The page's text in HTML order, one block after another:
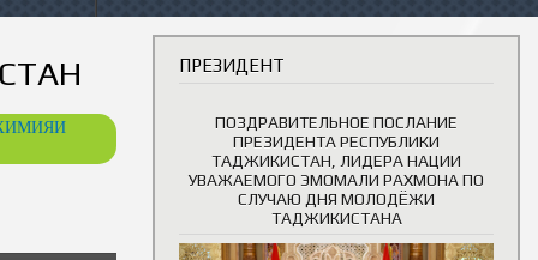
ПРЕЗИДЕНТ
ПОЗДРАВИТЕЛЬНОЕ ПОСЛАНИЕ
ПРЕЗИДЕНТА РЕСПУБЛИКИ
ТАДЖИКИСТАН, ЛИДЕРА НАЦИИ
УВАЖАЕМОГО ЭМОМАЛИ РАХМОНА ПО
СЛУЧАЮ ДНЯ МОЛОДЁЖИ
ТАДЖИКИСТАНА